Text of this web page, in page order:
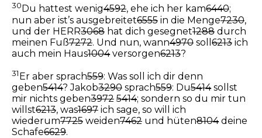
30 Du hattest wenig4592, ehe ich her kam6440;
nun aber ist’s ausgebreitet6555 in die Menge7230,
und der HERR3068 hat dich gesegnet1288 durch
meinen Fuß7272. Und nun, wann4970 soll 6213 ich
auch mein Haus1004versorgen6213?
31Er aber sprach559: Was soll ich dir denn
geben5414? Jakob3290 sprach559: Du5414sollst
mir nichts geben3972 5414; sondern so du mir tun
willst6213, was1697 ich sage, so will ich
wiederum7725 weiden7462 und hüten8104deine
Schafe6629.